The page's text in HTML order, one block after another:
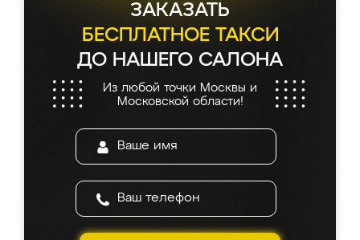
ЗАКАЗАТЬ
БЕСПЛАТНОЕ ТАКСИ
ДО НАШЕГО САЛОНА
Из любой точки Москвы и
Московской области!